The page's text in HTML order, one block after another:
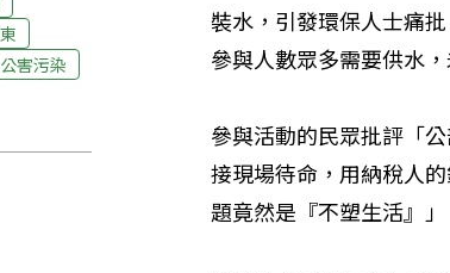
公害污染
裝水，引發環保人士痛
參與人數眾多需要供水
參與活動的民眾批評「
接現場待命，用納稅人
題竟然是『不塑生活』」